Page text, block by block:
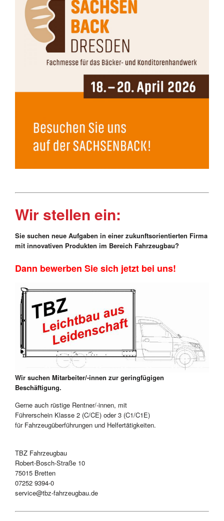
Wir stellen ein:
Sie suchen neue Aufgaben in einer zukunftsorientierten Firma
mit innovativen Produkten im Bereich Fahrzeugbau?
Dann bewerben Sie sich jetzt bei uns!
Wir suchen Mitarbeiter/-innen zur geringfügigen
Beschäftigung.
Gerne auch rüstige Rentner/-innen, mit
Führerschein Klasse 2 (C/CE) oder 3 (C1/C1E)
für Fahrzeugüberführungen und Helfertätigkeiten.
TBZ Fahrzeugbau
Robert-Bosch-Straße 10
75015 Bretten
07252 9394-0
service@tbz-fahrzeugbau.de